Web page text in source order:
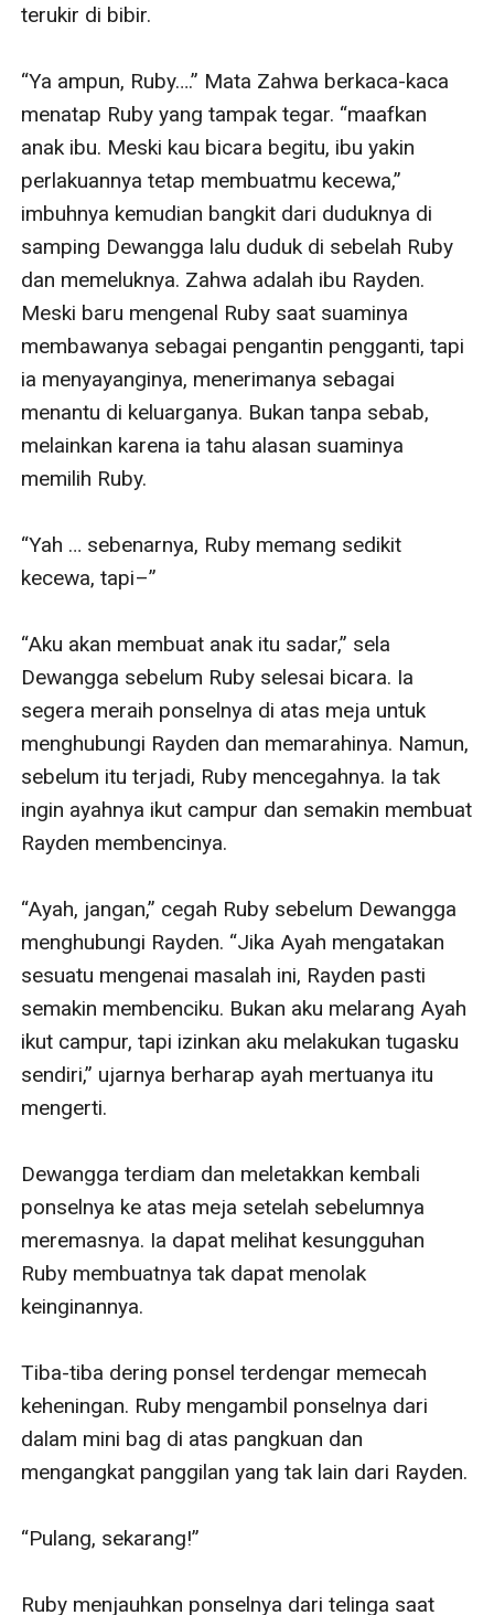
terukir di bibir.
“Ya ampun, Ruby….” Mata Zahwa berkaca-kaca
menatap Ruby yang tampak tegar. “maafkan
anak ibu. Meski kau bicara begitu, ibu yakin
perlakuannya tetap membuatmu kecewa,”
imbuhnya kemudian bangkit dari duduknya di
samping Dewangga lalu duduk di sebelah Ruby
dan memeluknya. Zahwa adalah ibu Rayden.
Meski baru mengenal Ruby saat suaminya
membawanya sebagai pengantin pengganti, tapi
ia menyayanginya, menerimanya sebagai
menantu di keluarganya. Bukan tanpa sebab,
melainkan karena ia tahu alasan suaminya
memilih Ruby.
“Yah … sebenarnya, Ruby memang sedikit
kecewa, tapi–”
“Aku akan membuat anak itu sadar,” sela
Dewangga sebelum Ruby selesai bicara. Ia
segera meraih ponselnya di atas meja untuk
menghubungi Rayden dan memarahinya. Namun,
sebelum itu terjadi, Ruby mencegahnya. Ia tak
ingin ayahnya ikut campur dan semakin membuat
Rayden membencinya.
“Ayah, jangan,” cegah Ruby sebelum Dewangga
menghubungi Rayden. “Jika Ayah mengatakan
sesuatu mengenai masalah ini, Rayden pasti
semakin membenciku. Bukan aku melarang Ayah
ikut campur, tapi izinkan aku melakukan tugasku
sendiri,” ujarnya berharap ayah mertuanya itu
mengerti.
Dewangga terdiam dan meletakkan kembali
ponselnya ke atas meja setelah sebelumnya
meremasnya. Ia dapat melihat kesungguhan
Ruby membuatnya tak dapat menolak
keinginannya.
Tiba-tiba dering ponsel terdengar memecah
keheningan. Ruby mengambil ponselnya dari
dalam mini bag di atas pangkuan dan
mengangkat panggilan yang tak lain dari Rayden.
“Pulang, sekarang!”
Ruby menjauhkan ponselnya dari telinga saat